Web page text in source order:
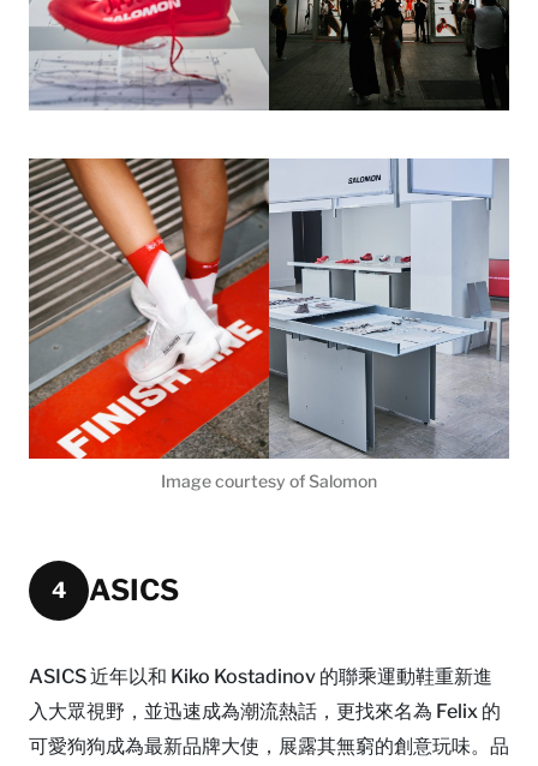
Image courtesy of Salomon
4 ASICS
ASICS 近年以和 Kiko Kostadinov 的聯乘運動鞋重新進
入大眾視野，並迅速成為潮流熱話，更找來名為 Felix 的
可愛狗狗成為最新品牌大使，展露其無窮的創意玩味。品